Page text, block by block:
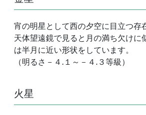
宵の明星として西の夕空に目立つ存
天体望遠鏡で見ると月の満ち欠けに
は半月に近い形状をしています。
（明るさ－４.１～－４.３等級）
火星